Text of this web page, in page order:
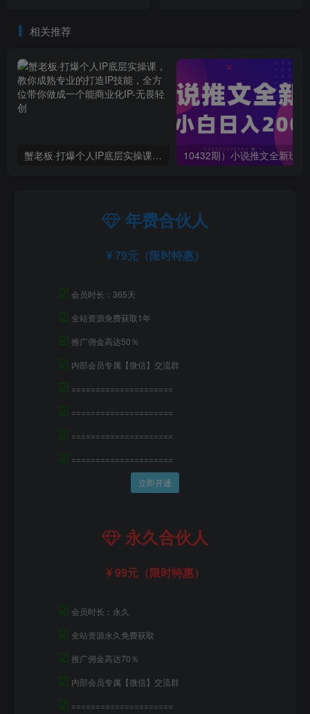
相关推荐
蟹老板·打爆个人IP底层实操课，教你成熟专业的打造IP技能，全方位带你做成一个能商业化IP
年费合伙人
79元（限时特惠）
☑ 会员时长：365天
☑ 全站资源免费获取1年
☑ 推广佣金高达50％
☑ 内部会员专属【微信】交流群
☑ =====================
☑ =====================
☑ =====================
☑ =====================
立即开通
永久合伙人
99元（限时特惠）
☑ 会员时长：永久
☑ 全站资源永久免费获取
☑ 推广佣金高达70％
☑ 内部会员专属【微信】交流群
☑ =====================